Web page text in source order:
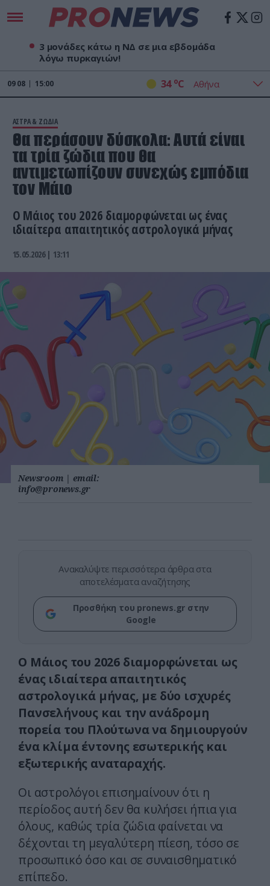
3 μονάδες κάτω η ΝΔ σε μια εβδομάδα
λόγω πυρκαγιών!
09 08 15:00 34 oC
ΑΣΤΡΑ & ΖΩΔΙΑ
Θα περάσουν δύσκολα: Αυτά είναι
τα τρία ζώδια που θα
αντιμετωπίζουν συνεχώς εμπόδια
τον Μάιο
Ο Μάιος του 2026 διαμορφώνεται ως ένας
ιδιαίτερα απαιτητικός αστρολογικά μήνας
15.05.2026 | 13:11
Newsroom | email:
info@pronews.gr
Ανακαλύψτε περισσότερα άρθρα στα
αποτελέσματα αναζήτησης
Προσθήκη του pronews.gr στην
Google
Ο Μάιος του 2026 διαμορφώνεται ως
ένας ιδιαίτερα απαιτητικός
αστρολογικά μήνας, με δύο ισχυρές
Πανσελήνους και την ανάδρομη
πορεία του Πλούτωνα να δημιουργούν
ένα κλίμα έντονης εσωτερικής και
εξωτερικής αναταραχής.
Οι αστρολόγοι επισημαίνουν ότι η
περίοδος αυτή δεν θα κυλήσει ήπια για
όλους, καθώς τρία ζώδια φαίνεται να
δέχονται τη μεγαλύτερη πίεση, τόσο σε
προσωπικό όσο και σε συναισθηματικό
επίπεδο.